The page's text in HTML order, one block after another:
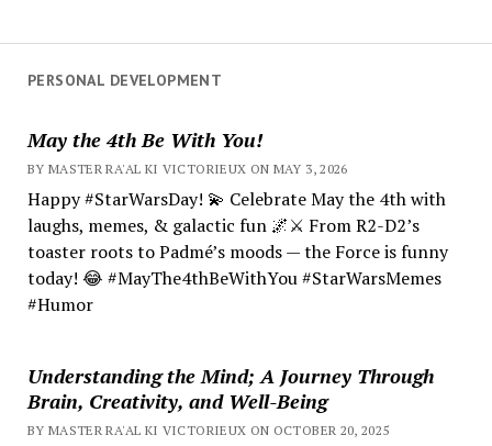
PERSONAL DEVELOPMENT
May the 4th Be With You!
BY MASTER RA'AL KI VICTORIEUX ON MAY 3, 2026
Happy #StarWarsDay! 💫 Celebrate May the 4th with
laughs, memes, & galactic fun 🌌⚔️ From R2-D2’s
toaster roots to Padmé’s moods — the Force is funny
today! 😂 #MayThe4thBeWithYou #StarWarsMemes
#Humor
Understanding the Mind; A Journey Through
Brain, Creativity, and Well-Being
BY MASTER RA'AL KI VICTORIEUX ON OCTOBER 20, 2025